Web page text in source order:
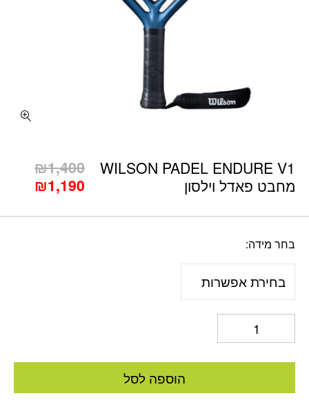
WILSON PADEL ENDURE V1
מחבט פאדל וילסון
₪1,400
₪1,190
הוא:
בחר מידה
הוספה לסל